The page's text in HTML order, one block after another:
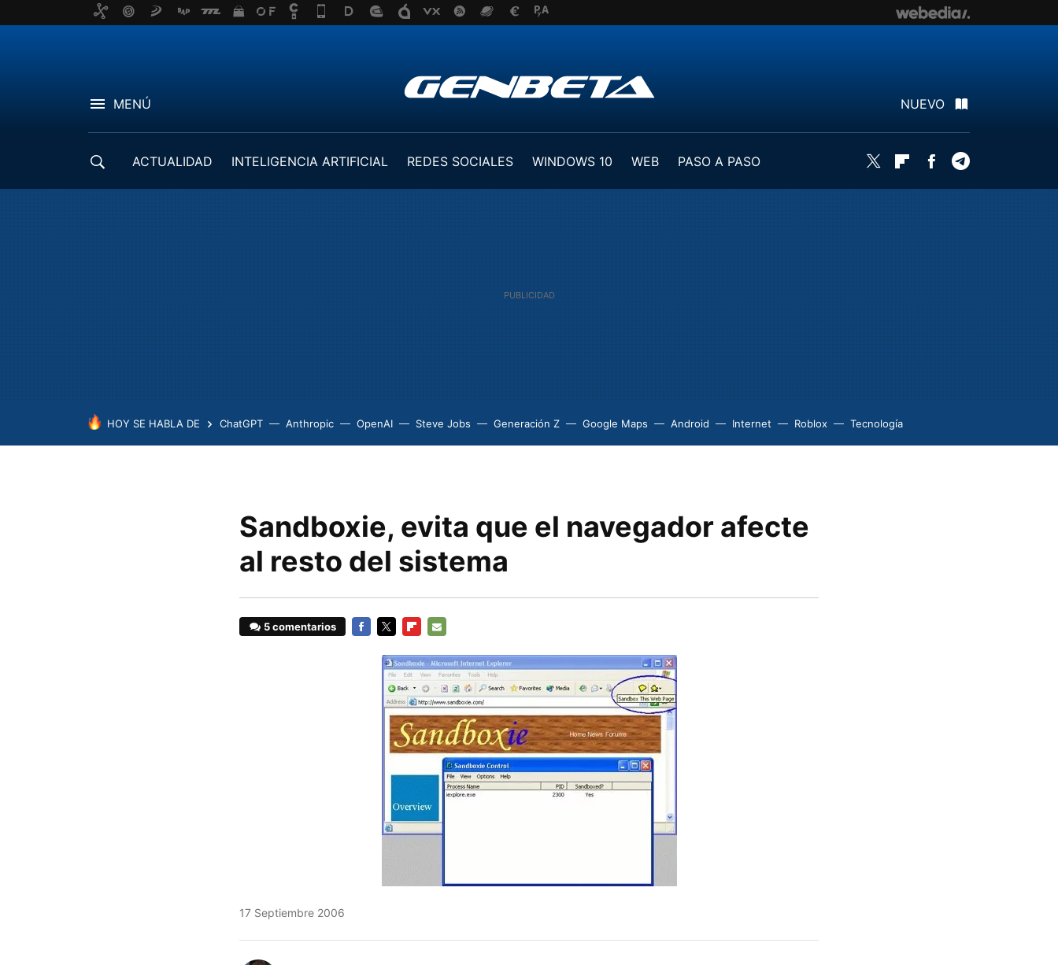
MENÚ NUEVO
ACTUALIDAD INTELIGENCIA ARTIFICIAL REDES SOCIALES WINDOWS 10 WEB
PASO A PASO
Twitter FlipboardFacebook
HOY SE HABLA DE ChatGPT Anthropic OpenAI Steve Jobs Generación Z Google Maps Android Internet Roblox Tecnología
Sandboxie, evita que el navegador afecte
al resto del sistema
5 comentarios
MAIL
17 Septiembre 2006